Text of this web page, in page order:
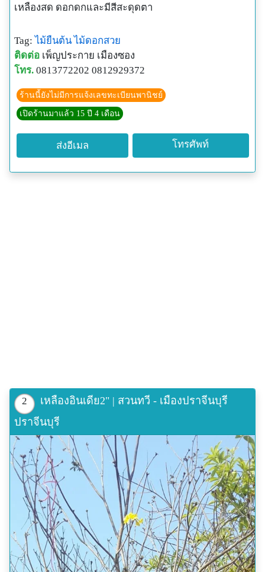
เหลืองสด ดอกดกและมีสีสะดุดตา
Tag:ไม้ยืนต้น ไม้ดอกสวย
ติดต่อ เพ็ญประกาย เมืองซอง
โทร. 0813772202 0812929372
ร้านนี้ยังไม่มีการแจ้งเลขทะเบียนพานิชย์
เปิดร้านมาแล้ว 15 ปี 4 เดือน
ส่งอีเมล โทรศัพท์
2
เหลืองอินเดีย2" | สวนทวี - เมืองปราจีนบุรี
ปราจีนบุรี